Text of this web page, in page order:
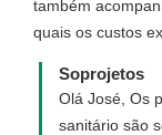
também
quais os custos
Soprojetos
Olá José, Os
sanitário são